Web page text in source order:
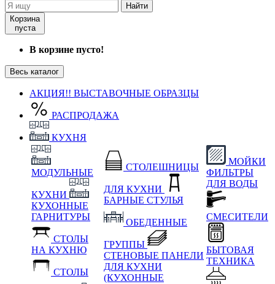
Найти
Корзина
пуста
В корзине пусто!
Весь каталог
АКЦИЯ!! ВЫСТАВОЧНЫЕ ОБРАЗЦЫ
РАСПРОДАЖА
КУХНЯ
МОДУЛЬНЫЕ
КУХНИ
КУХОННЫЕ
ГАРНИТУРЫ
СТОЛЫ
НА КУХНЮ
СТОЛЫ
СТОЛЕШНИЦЫ
ДЛЯ КУХНИ
БАРНЫЕ СТУЛЬЯ
ОБЕДЕННЫЕ
ГРУППЫ
СТЕНОВЫЕ ПАНЕЛИ
ДЛЯ КУХНИ
(КУХОННЫЕ
МОЙКИ
ФИЛЬТРЫ
ДЛЯ ВОДЫ
СМЕСИТЕЛИ
БЫТОВАЯ
ТЕХНИКА